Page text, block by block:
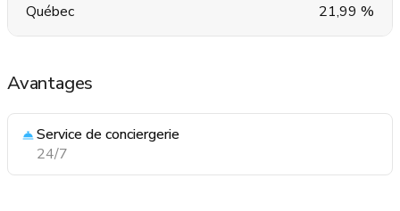
Québec
21,99 %
Avantages
Service de conciergerie
24/7